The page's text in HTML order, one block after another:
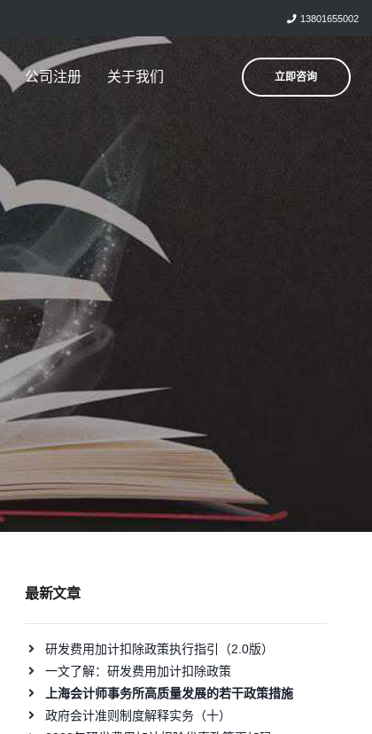
13801655002
公司注册 关于我们 立即咨询
最新文章
研发费用加计扣除政策执行指引（2.0版）
一文了解：研发费用加计扣除政策
上海会计师事务所高质量发展的若干政策措施
政府会计准则制度解释实务（十）